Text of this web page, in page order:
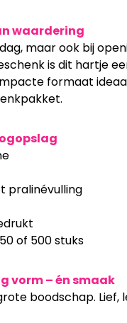
waardering
maar ook bij
is dit hartje
formaat
pralinévulling
of 500 stuks
vorm – én smaak
boodschap. Lief,